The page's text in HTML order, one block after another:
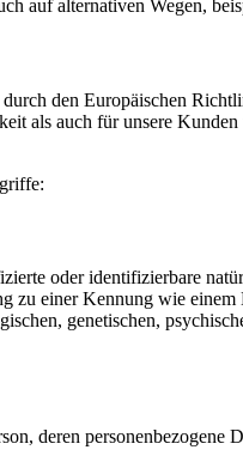
auf alternativen Wegen,
den Europäischen
als auch für unsere
oder identifizierbare
zu einer Kennung wie
genetischen,
deren